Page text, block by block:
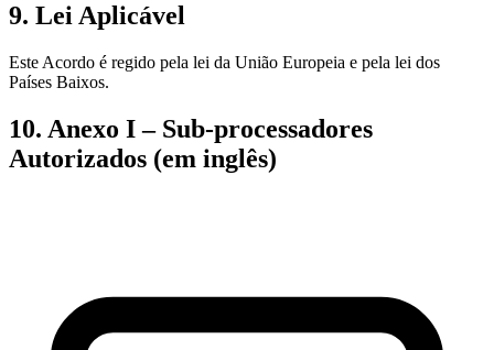
9. Lei Aplicável
Este Acordo é regido pela lei da União Europeia e pela lei dos
Países Baixos.
10. Anexo I – Sub-processadores
Autorizados (em inglês)